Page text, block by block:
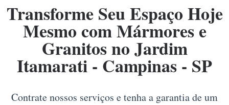
Transforme Seu Espaço Hoje
Mesmo com Mármores e
Granitos no Jardim
Itamarati - Campinas - SP
Contrate nossos serviços e tenha a garantia de um